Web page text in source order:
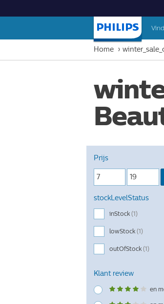
Home
Prijs
stockLevelStatus
inStock (1)
lowStock (1)
outOfStock (1)
Klant review
en